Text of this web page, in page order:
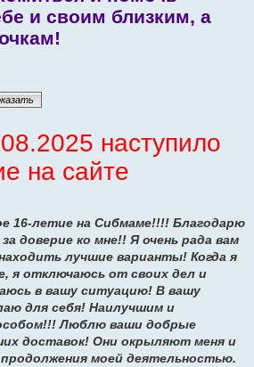
и своим близким, а
наступило
на сайте
16-летие на Сибмаме!!!! Благодарю
доверие ко мне!! Я очень рада вам
лучшие варианты! Когда я
я отключаюсь от своих дел и
в вашу ситуацию! В вашу
для себя! Наилучшим и
Люблю ваши добрые
доставок! Они окрыляют меня и
моей деятельностью.